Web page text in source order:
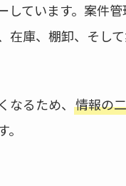
ています。案件
在庫、棚卸、そし
るため、 情報の